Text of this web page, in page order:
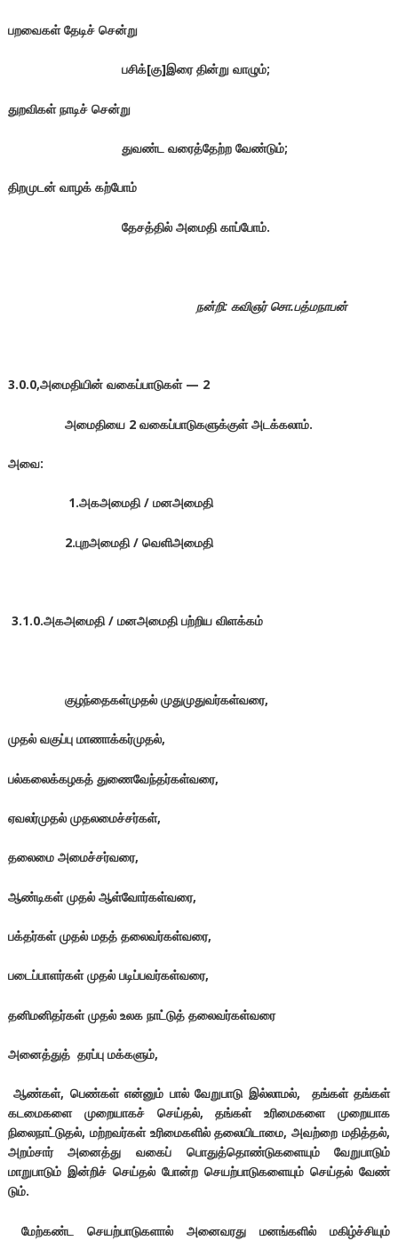
பறவைகள் தேடிச் சென்று
பசிக்[கு]இரை தின்று வாழும்;
துறவிகள் நாடிச் சென்று
துவண்ட வரைத்தேற்ற வேண்டும்;
திறமுடன் வாழக் கற்போம்
தேசத்தில் அமைதி காப்போம்.
நன்றி: கவிஞர் சொ.பத்மநாபன்
3.0.0,அமைதியின் வகைப்பாடுகள் — 2
அமைதியை 2வகைப்பாடுகளுக்குள் அடக்கலாம்.
அவை:
1.அகஅமைதி / மனஅமைதி
2.புறஅமைதி / வெளிஅமைதி
3.1.0.அகஅமைதி / மனஅமைதி பற்றிய விளக்கம்
குழந்தைகள்முதல் முதுமுதுவர்கள்வரை,
முதல் வகுப்பு மாணாக்கர்முதல்,
பல்கலைக்கழகத் துணைவேந்தர்கள்வரை,
ஏவலர்முதல் முதலமைச்சர்கள்,
தலைமை அமைச்சர்வரை,
ஆண்டிகள் முதல் ஆள்வோர்கள்வரை,
பக்தர்கள் முதல் மதத் தலைவர்கள்வரை,
படைப்பாளர்கள் முதல் படிப்பவர்கள்வரை,
தனிமனிதர்கள் முதல் உலக நாட்டுத் தலைவர்கள்வரை
அனைத்துத் தரப்பு மக்களும்,
ஆண்கள், பெண்கள் என்னும் பால் வேறுபாடு இல்லாமல், தங்கள் தங்கள்
கடமைகளை முறையாகச் செய்தல், தங்கள் உரிமைகளை முறையாக
நிலைநாட்டுதல், மற்றவர்கள் உரிமைகளில் தலையிடாமை, அவற்றை மதித்தல்,
அறம்சார் அனைத்து வகைப் பொதுத்தொண்டுகளையும் வேறுபாடும்
மாறுபாடும் இன்றிச் செய்தல் போன்ற செயற்பாடுகளையும் செய்தல் வேண்
டும்.
மேற்கண்ட செயற்பாடுகளால் அனைவரது மனங்களில் மகிழ்ச்சியும்